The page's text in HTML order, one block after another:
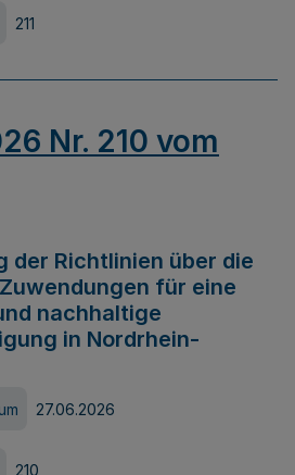
211
Nr. 210 vom
der Richtlinien über die
für eine
nachhaltige
in Nordrhein-
27.06.2026
210